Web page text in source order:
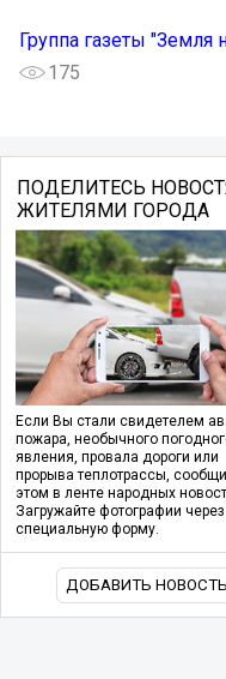
Группа газеты "Земля
175
ПОДЕЛИТЕСЬ
ЖИТЕЛЯМИ ГОРОДА
Если Вы стали свидетелем
пожара, необычного
явления, провала дороги или
прорыва теплотрассы,
этом в ленте народных
Загружайте фотографии через
специальную форму.
ДОБАВИТЬ НОВОСТЬ